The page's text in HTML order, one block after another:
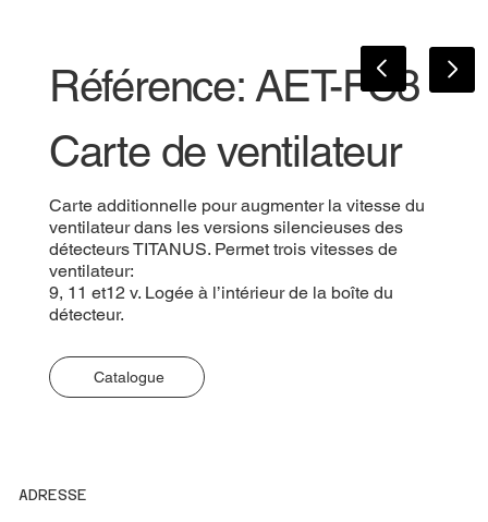
Référence: AET-FC3
Carte de ventilateur
Carte additionnelle pour augmenter la vitesse du
ventilateur dans les versions silencieuses des
détecteurs TITANUS. Permet trois vitesses de
ventilateur:
9, 11 et12 v. Logée à l’intérieur de la boîte du
détecteur.
Catalogue
ADRESSE